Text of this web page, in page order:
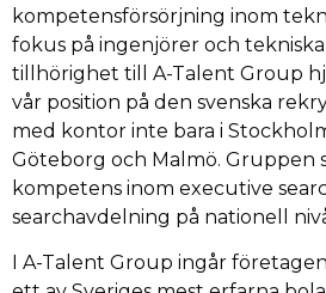
kompetensförsörjning inom
fokus på ingenjörer och tekniska
tillhörighet till A-Talent Group
vår position på den svenska
med kontor inte bara i
Göteborg och Malmö. Gruppen
kompetens inom executive
searchavdelning på nationell
I A-Talent Group ingår företagen